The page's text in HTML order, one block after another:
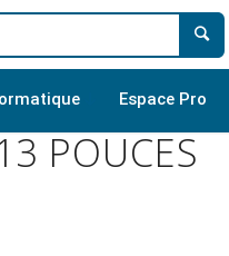
Espace Pro
POUCES